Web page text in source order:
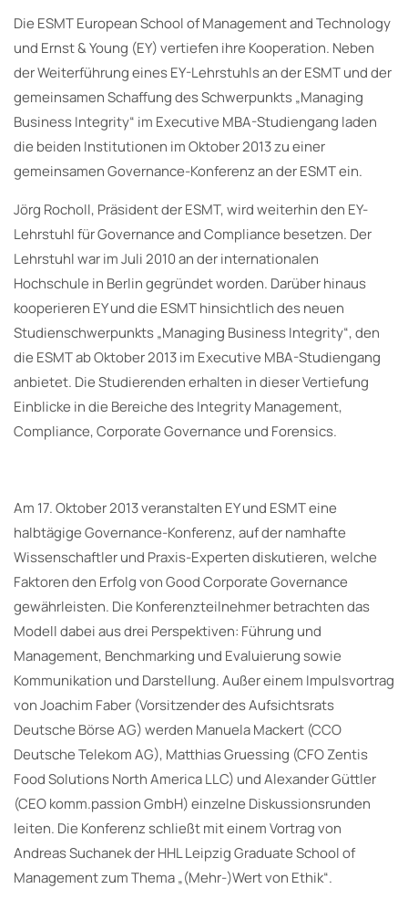
Die ESMT European School of Management and Technology
und Ernst & Young (EY) vertiefen ihre Kooperation. Neben
der Weiterführung eines EY-Lehrstuhls an der ESMT und der
gemeinsamen Schaffung des Schwerpunkts „Managing
Business Integrity“ im Executive MBA-Studiengang laden
die beiden Institutionen im Oktober 2013 zu einer
gemeinsamen Governance-Konferenz an der ESMT ein.
Jörg Rocholl, Präsident der ESMT, wird weiterhin den EY-
Lehrstuhl für Governance and Compliance besetzen. Der
Lehrstuhl war im Juli 2010 an der internationalen
Hochschule in Berlin gegründet worden. Darüber hinaus
kooperieren EY und die ESMT hinsichtlich des neuen
Studienschwerpunkts „Managing Business Integrity“, den
die ESMT ab Oktober 2013 im Executive MBA-Studiengang
anbietet. Die Studierenden erhalten in dieser Vertiefung
Einblicke in die Bereiche des Integrity Management,
Compliance, Corporate Governance und Forensics.
Am 17. Oktober 2013 veranstalten EY und ESMT eine
halbtägige Governance-Konferenz, auf der namhafte
Wissenschaftler und Praxis-Experten diskutieren, welche
Faktoren den Erfolg von Good Corporate Governance
gewährleisten. Die Konferenzteilnehmer betrachten das
Modell dabei aus drei Perspektiven: Führung und
Management, Benchmarking und Evaluierung sowie
Kommunikation und Darstellung. Außer einem Impulsvortrag
von Joachim Faber (Vorsitzender des Aufsichtsrats
Deutsche Börse AG) werden Manuela Mackert (CCO
Deutsche Telekom AG), Matthias Gruessing (CFO Zentis
Food Solutions North America LLC) und Alexander Güttler
(CEO komm.passion GmbH) einzelne Diskussionsrunden
leiten. Die Konferenz schließt mit einem Vortrag von
Andreas Suchanek der HHL Leipzig Graduate School of
Management zum Thema „(Mehr-)Wert von Ethik“.